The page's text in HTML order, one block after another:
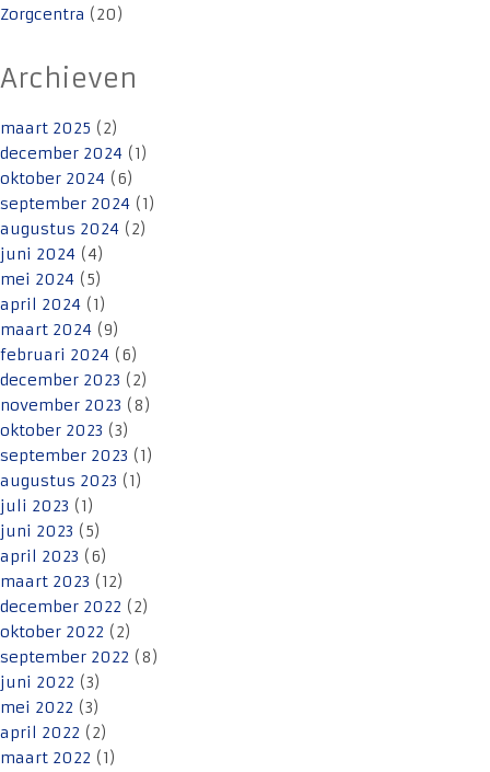
Zorgcentra (20)
Archieven
maart 2025 (2)
december 2024 (1)
oktober 2024 (6)
september 2024 (1)
augustus 2024 (2)
juni 2024 (4)
mei 2024 (5)
april 2024 (1)
maart 2024 (9)
februari 2024 (6)
december 2023 (2)
november 2023 (8)
oktober 2023 (3)
september 2023 (1)
augustus 2023 (1)
juli 2023 (1)
juni 2023 (5)
april 2023 (6)
maart 2023 (12)
december 2022 (2)
oktober 2022 (2)
september 2022 (8)
juni 2022 (3)
mei 2022 (3)
april 2022 (2)
maart 2022 (1)